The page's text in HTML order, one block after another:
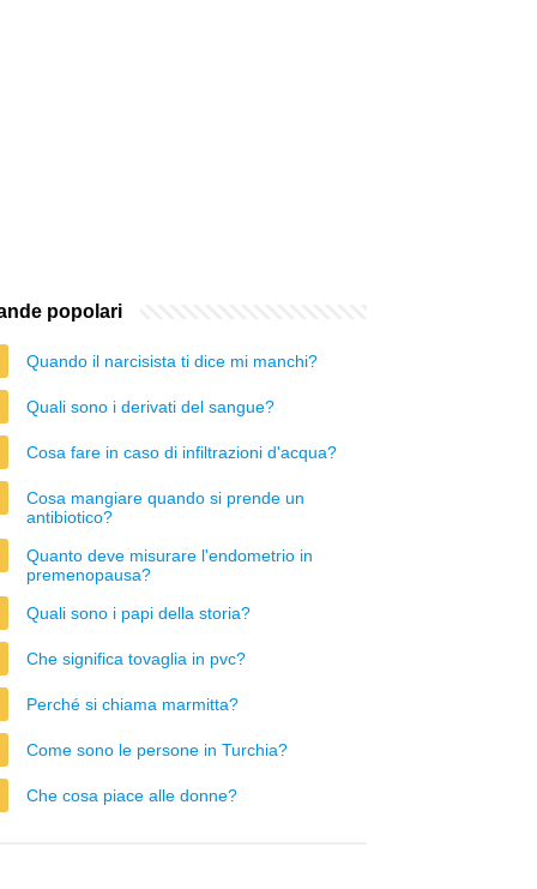
popolari
Quando il narcisista ti dice mi manchi?
Quali sono i derivati del sangue?
Cosa fare in caso di infiltrazioni d'acqua?
Cosa mangiare quando si prende un
antibiotico?
Quanto deve misurare l'endometrio in
premenopausa?
Quali sono i papi della storia?
Che significa tovaglia in pvc?
Perché si chiama marmitta?
Come sono le persone in Turchia?
Che cosa piace alle donne?